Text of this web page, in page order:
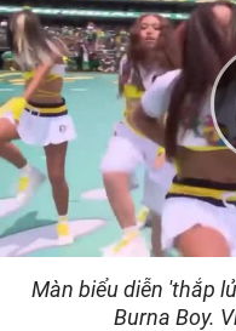
Màn biểu diễn 'thắp
Burna Boy.